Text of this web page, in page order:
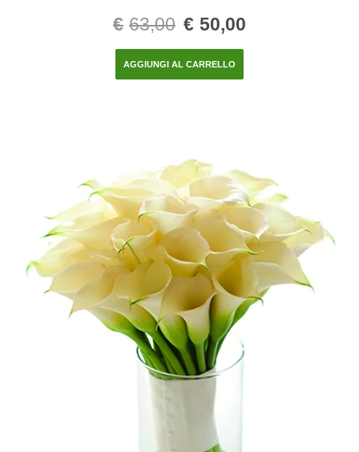
€ 63,00 € 50,00
AGGIUNGI AL CARRELLO